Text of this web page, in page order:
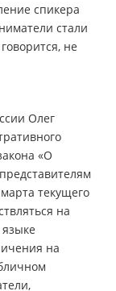
спикера
стали
не
Олег
«О
текущего
на
на